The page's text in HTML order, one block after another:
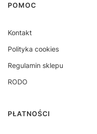
Linki w stopce
POMOC
Kontakt
Polityka cookies
Regulamin sklepu
RODO
PŁATNOŚCI